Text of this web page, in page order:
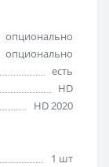
опционально
опционально
есть
HD
HD 2020
1 шт